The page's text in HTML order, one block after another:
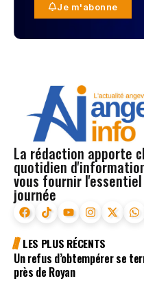
Je m'abonne
La rédaction apporte
quotidien
vous fournir
journée
LES PLUS RÉCENTS
Un refus d’obtempérer se
près de Royan